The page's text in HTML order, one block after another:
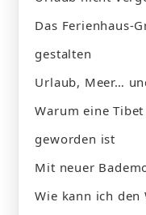
Das Ferienhaus-
gestalten
Urlaub, Meer…
Warum eine
geworden ist
Mit neuer
Wie kann ich den